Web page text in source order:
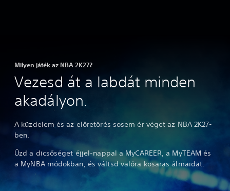
Milyen játék az NBA 2K27?
Vezesd át a labdát minden
akadályon.
A küzdelem és az előretörés sosem ér véget az NBA 2K27-
ben.
Űzd a dicsőséget éjjel-nappal a MyCAREER, a MyTEAM és
a MyNBA módokban, és váltsd valóra kosaras álmaidat.